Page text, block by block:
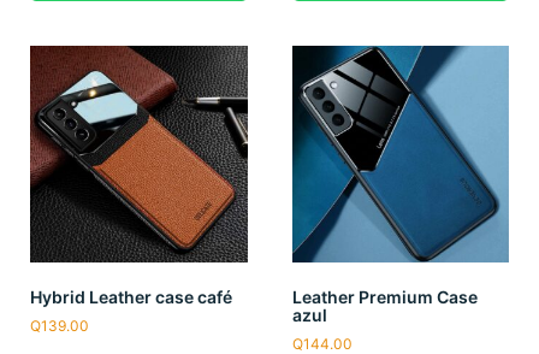
Hybrid Leather case café
Q139.00
Leather Premium Case
azul
Q144.00